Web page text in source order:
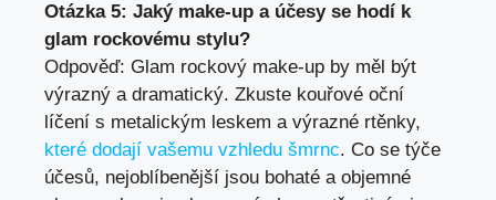
Otázka 5: Jaký make-up a účesy se hodí k
glam rockovému stylu?
Odpověď: Glam rockový make-up by měl být
výrazný a dramatický. Zkuste kouřové oční
líčení s metalickým leskem a výrazné rtěnky,
které dodají vašemu vzhledu šmrnc. Co se týče
účesů, nejoblíbenější jsou bohaté a objemné